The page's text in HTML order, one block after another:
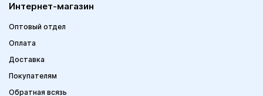
Интернет-магазин
Оптовый отдел
Оплата
Доставка
Покупателям
Обратная всязь